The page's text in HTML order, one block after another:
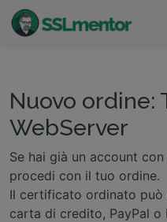
internet.
Nuovo ordine:
WebServer
Se hai già un account con
procedi con il tuo ordine.
Il certificato ordinato può
carta di credito, PayPal o